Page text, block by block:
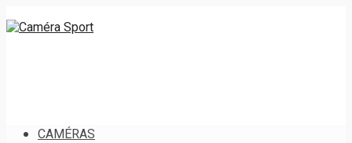
CAMÉRAS